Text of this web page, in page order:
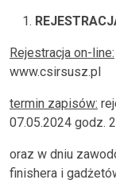
Rejestracja on-line:
www.csirsusz.pl
termin zapisów:
07.05.2024 godz.
oraz w dniu
finishera i